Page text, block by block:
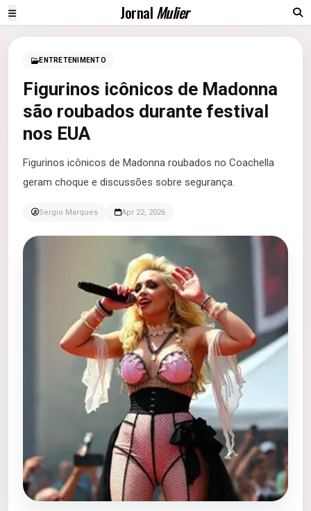
JornalMulier
ENTRETENIMENTO
Figurinos icônicos de Madonna
são roubados durante festival
nos EUA
Figurinos icônicos de Madonna roubados no Coachella
geram choque e discussões sobre segurança.
Sergio Marques Apr 22, 2026